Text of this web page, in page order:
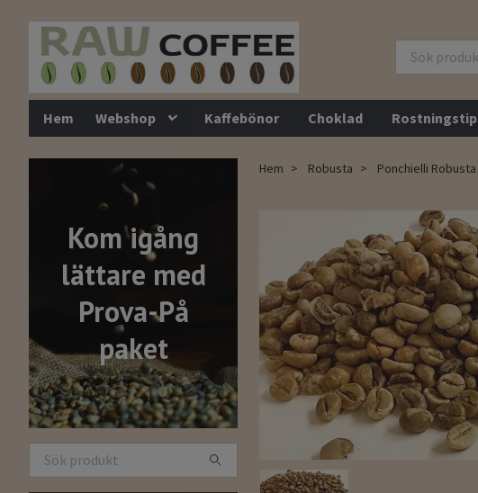
Hem Webshop Kaffebönor Choklad
Kom igång
lättare med
Prova-På
paket
Hem Robusta Ponchielli